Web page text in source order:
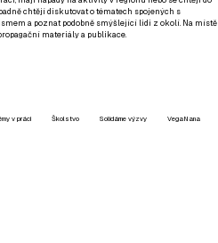
chtějí diskutovat o tématech spojených s
a poznat podobně smýšlející lidi z okolí. Na místě
materiály a publikace.
v práci Školstvo Solidárne výzvy VegaNana